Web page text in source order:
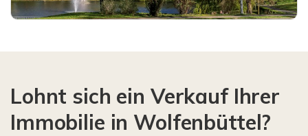
Lohnt sich ein Verkauf Ihrer
Immobilie in Wolfenbüttel?